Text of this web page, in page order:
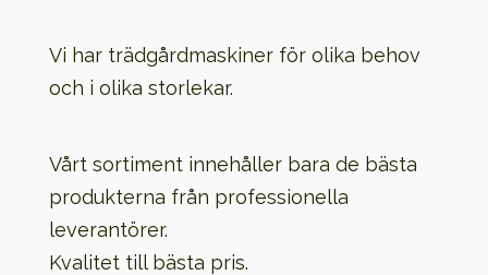
Vi har trädgårdmaskiner för olika behov
och i olika storlekar.
Vårt sortiment innehåller bara de bästa
produkterna från professionella
leverantörer.
Kvalitet till bästa pris.